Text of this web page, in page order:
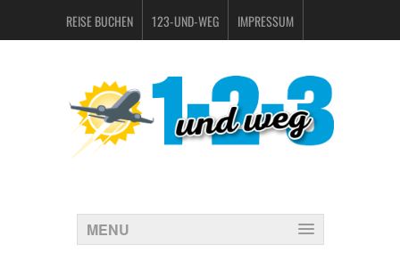
REISE BUCHEN 123-UND-WEG IMPRESSUM
MENU